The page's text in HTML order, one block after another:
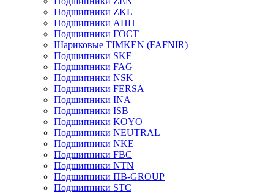
Подшипники ZKL
Подшипники АПП
Подшипники ГОСТ
Шариковые ТІMKEN (FAFNIR)
Подшипники SKF
Подшипники FAG
Подшипники NSK
Подшипники FERSA
Подшипники INA
Подшипники ISB
Подшипники KOYO
Подшипники NEUTRAL
Подшипники NKE
Подшипники FBC
Подшипники NTN
Подшипники ПВ-GROUP
Подшипники STC